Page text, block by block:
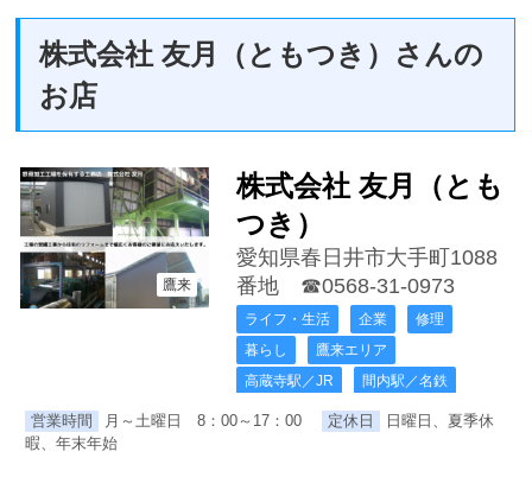
株式会社 友月（ともつき）さんの
お店
鷹来
株式会社 友月（とも
つき）
愛知県春日井市大手町1088
番地 ☎0568-31-0973
ライフ・生活 企業
修理
暮らし
鷹来エリア
高蔵寺駅／JR
間内駅／名鉄
営業時間 月～土曜日 8：00～17：00 定休日
日曜日、夏季休
暇、年末年始